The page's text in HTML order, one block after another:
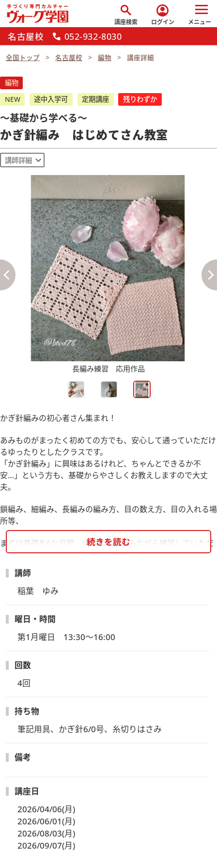
search
講座検索
account_circle
ログイン メニュー
名古屋校 call 052-932-8030
全国トップ 名古屋校 編物 講座詳細
編物
NEW
途中入学可 定期講座 残りわずか
～基礎から学べる～
かぎ針編み はじめてさん教室
講師詳細
長編み練習 応用作品
かぎ針編みの初心者さん集まれ！
あみものがまったく初めての方でも、安心して通っていただけ
るゆったりとしたクラスです。
「かぎ針編み」に興味はあるけれど、ちゃんとできるか不
安…」という方も、基礎からやさしくお教えしますので大丈
夫。
鎖編み、細編み、長編みの編み方、目の数え方、目の入れる場
所等、
まずは基礎を6か月間、ゆっくり楽しみながら練習していただ
き、習得した編み方でできる素敵な作品も提案いたします。
講師Instagram
続きを読む
講師
稲葉　ゆみ
曜日・時間
第1月曜日　13:30～16:00
回数
4回
持ち物
筆記用具、かぎ針6/0号、糸切りはさみ
備考
講座日
2026/04/06(月)
2026/06/01(月)
2026/08/03(月)
2026/09/07(月)